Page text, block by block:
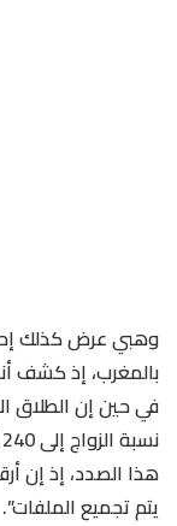
وهبي عرض كذلك
هذا الصدد، إذ إن
يتم تجميع الملفات”.